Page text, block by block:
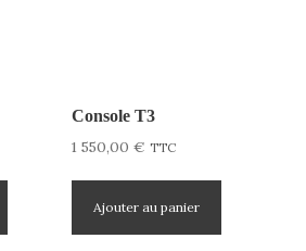
Console T3
1 550,00 € TTC
Ajouter au panier